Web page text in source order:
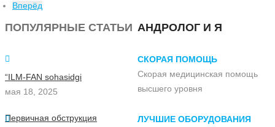
Вперёд
ПОПУЛЯРНЫЕ СТАТЬИ
“ILM-FAN sohasidgi
мая 18, 2025
Первичная обструкция
АНДРОЛОГ И Я
СКОРАЯ ПОМОЩЬ
Скорая медицинская помощь
высшего уровня
ЛУЧШИЕ ОБОРУДОВАНИЯ